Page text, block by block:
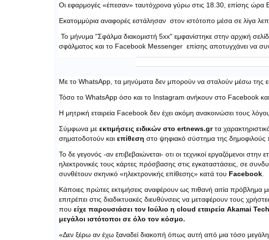
Οι εφαρμογές «έπεσαν» ταυτόχρονα γύρω στις 18.30, επίσης ώρα
Εκατομμύρια αναφορές εστάλησαν στον ιστότοπο μέσα σε λίγα
Το μήνυμα "Σφάλμα διακομιστή 5xx" εμφανίστηκε στην αρχική
σφάλματος και το Facebook Messenger επίσης αποτυγχάνει να
Με το WhatsApp, τα μηνύματα δεν μπορούν να σταλούν μέσω της
Τόσο το WhatsApp όσο και το Instagram ανήκουν στο Facebook και
Η μητρική εταιρεία Facebook δεν έχει ακόμη ανακοινώσει τους
Σύμφωνα με εκτιμήσεις ειδικών στο ertnews.grτα
σηματοδοτούν και επίθεση στο ψηφιακό σύστημα της δημοφιλούς
Το δε γεγονός -αν επιβεβαιώνεται- οτι οι τεχνικοί εργαζόμενοι
ηλεκτρονικές τους κάρτες πρόσβασης στις εγκαταστάσεις, σε
συνθέτουν σκηνικό «ηλεκτρονικής επίθεσης» κατά του Facebook.
Κάποιες πρώτες εκτιμήσεις αναφέρουν ως πιθανή αιτία πρόβλημα
επιτρέπει στις διαδικτυακές διευθύνσεις να μεταφέρουν τους
που είχε παρουσιάσει τον Ιούλιο η cloud εταιρεία Akamai
μεγάλοι ιστότοποι σε όλο τον κόσμο.
«Δεν ξέρω αν έχω ξαναδεί διακοπή όπως αυτή από μια τόσο